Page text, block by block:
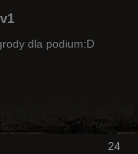
dla podium:D
24